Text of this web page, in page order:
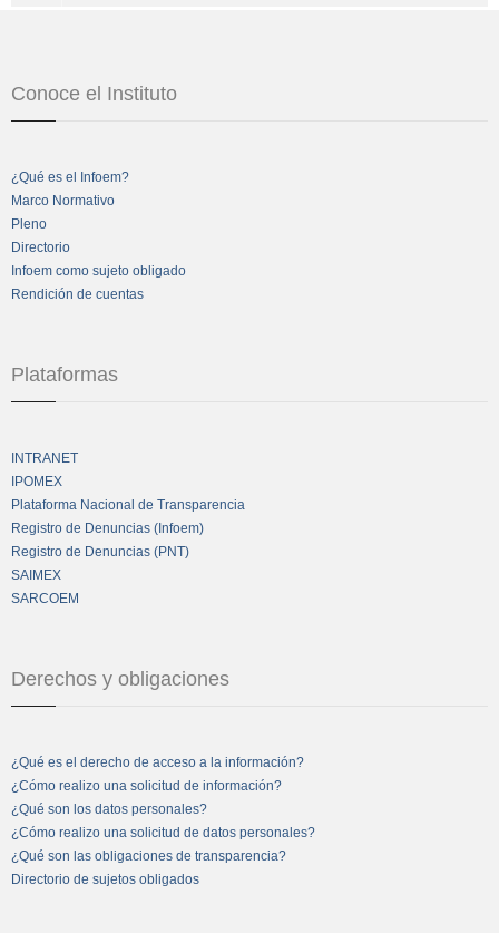
Conoce el Instituto
¿Qué es el Infoem?
Marco Normativo
Pleno
Directorio
Infoem como sujeto obligado
Rendición de cuentas
Plataformas
INTRANET
IPOMEX
Plataforma Nacional de Transparencia
Registro de Denuncias (Infoem)
Registro de Denuncias (PNT)
SAIMEX
SARCOEM
Derechos y obligaciones
¿Qué es el derecho de acceso a la información?
¿Cómo realizo una solicitud de información?
¿Qué son los datos personales?
¿Cómo realizo una solicitud de datos personales?
¿Qué son las obligaciones de transparencia?
Directorio de sujetos obligados